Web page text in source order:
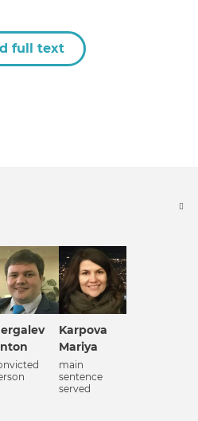
full text
Karpova
Mariya
main
sentence
served